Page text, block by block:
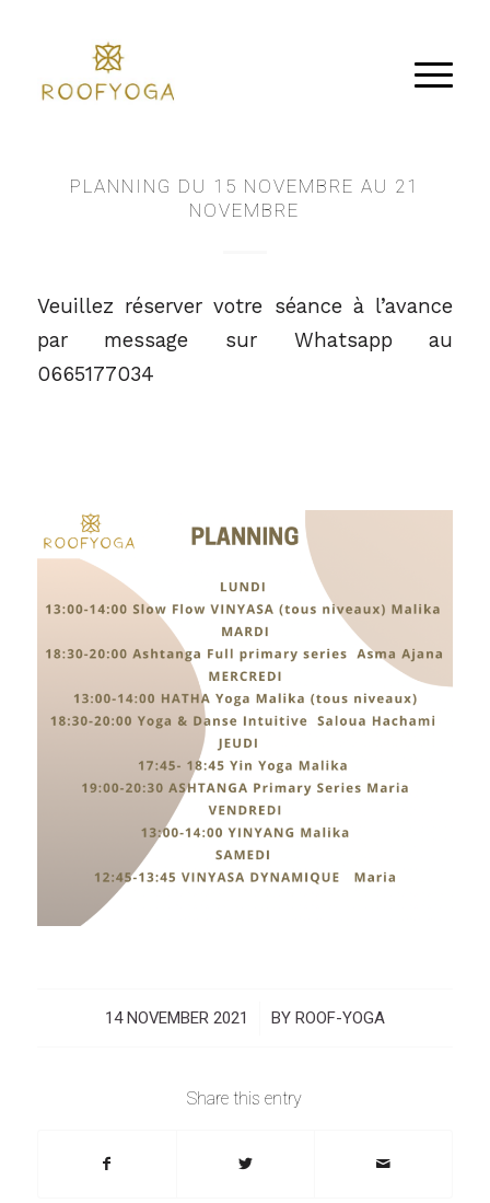
PLANNING DU 15 NOVEMBRE AU 21
NOVEMBRE
Veuillez réserver votre séance à l’avance
par message sur Whatsapp au
0665177034
14 NOVEMBER 2021
/ BY ROOF-YOGA
Share this entry